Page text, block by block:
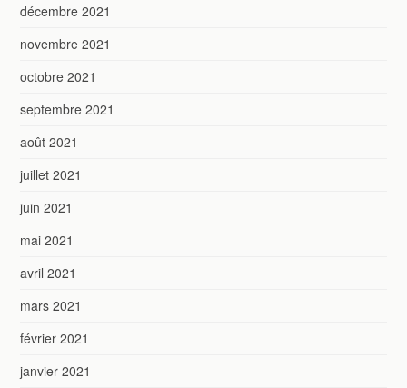
décembre 2021
novembre 2021
octobre 2021
septembre 2021
août 2021
juillet 2021
juin 2021
mai 2021
avril 2021
mars 2021
février 2021
janvier 2021